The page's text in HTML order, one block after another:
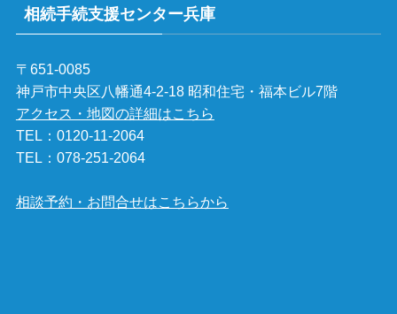
相続手続支援センター兵庫
〒651-0085
神戸市中央区八幡通4-2-18 昭和住宅・福本ビル7階
アクセス・地図の詳細はこちら
TEL： 0120-11-2064
TEL： 078-251-2064
相談予約・お問合せはこちらから